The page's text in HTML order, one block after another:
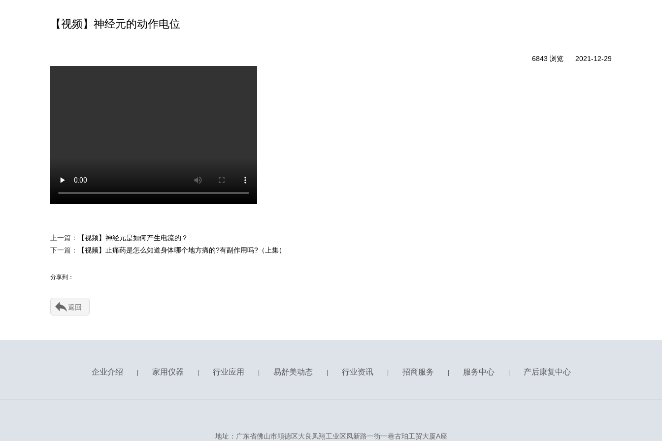
【视频】神经元的动作电位
6843 浏览 2021-12-29
上一篇：
【视频】神经元是如何产生电流的？
下一篇：
【视频】止痛药是怎么知道身体哪个地方痛的?有副作用吗?（上集）
分享到：
返回
企业介绍 家用仪器 行业应用 易舒美动态 行业资讯 招商服务 服务中心 产后康复中心
地址：广东省佛山市顺德区大良凤翔工业区凤新路一街一巷古珀工贸大厦A座